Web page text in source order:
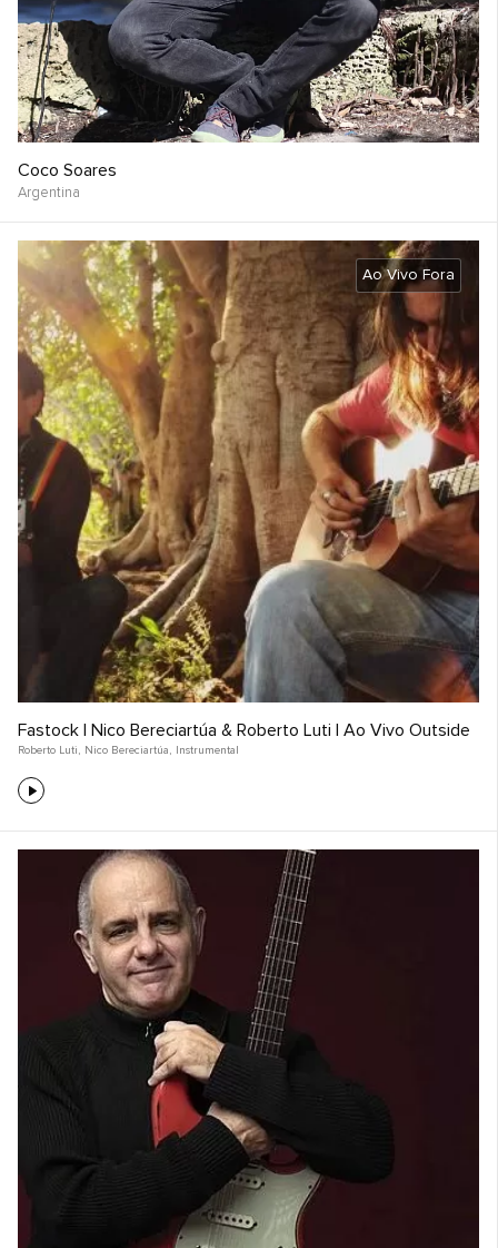
Coco Soares
Argentina
Ao Vivo Fora
Fastock | Nico Bereciartúa & Roberto Luti | Ao Vivo Outside
Roberto Luti , Nico Bereciartúa , Instrumental